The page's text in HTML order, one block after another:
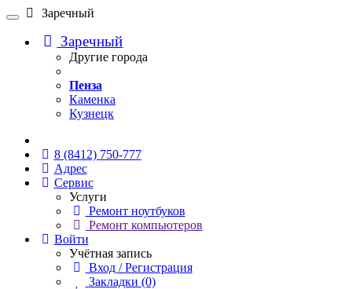
Заречный
Заречный
Другие города
Пенза
Каменка
Кузнецк
8 (8412) 750-777
Адрес
Сервис
Услуги
Ремонт ноутбуков
Ремонт компьютеров
Войти
Учётная запись
Вход / Регистрация
Закладки (0)